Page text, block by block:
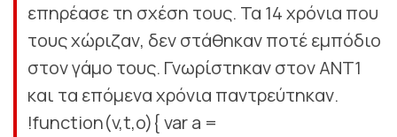
επηρέασε τη σχέση τους. Τα 14 χρόνια που
τους χώριζαν, δεν στάθηκαν ποτέ εμπόδιο
στον γάμο τους. Γνωρίστηκαν στον ΑΝΤ1
και τα επόμενα χρόνια παντρεύτηκαν.
!function(v,t,o){ var a =